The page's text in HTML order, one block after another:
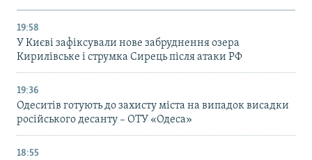
19:58
У Києві зафіксували нове забруднення озера
Кирилівське і струмка Сирець після атаки РФ
19:36
Одеситів готують до захисту міста на випадок висадки
російського десанту – ОТУ «Одеса»
18:55